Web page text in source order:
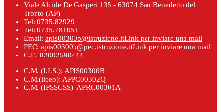
Viale Alcide De Gasperi 135 - 63074 San Benedetto del
Tronto (AP)
Tel: 0735.82929
Tel: 0735.781051
Email: apis00300b@istruzione.itLink per inviare una mail
PEC: apis00300b@pec.istruzione.itLink per inviare una mail
C.F.: 82002590444
C.M. (I.I.S.): APIS00300B
C.M.(liceo): APPC00302Q
C.M. (IPSSCSS): APRC00301A